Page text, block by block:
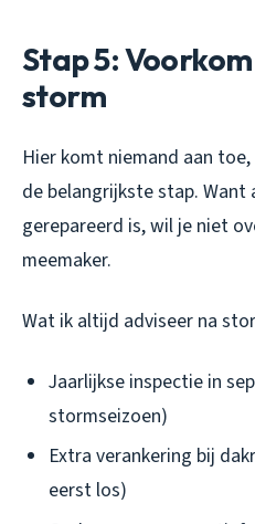
Stap 5:
storm
Hier komt niemand aan
de belangrijkste stap. Want
gerepareerd is, wil je niet
meemaker.
Wat ik altijd adviseer na
Jaarlijkse inspectie in
stormseizoen)
Extra verankering bij
eerst los)